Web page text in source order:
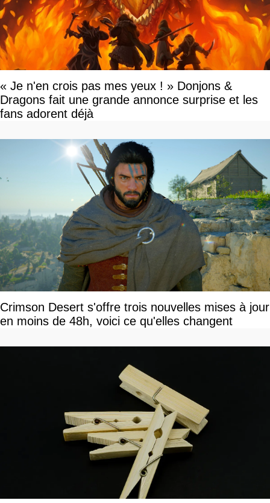
« Je n'en crois pas mes yeux ! » Donjons &
Dragons fait une grande annonce surprise et les
fans adorent déjà
Crimson Desert s'offre trois nouvelles mises à jour
en moins de 48h, voici ce qu'elles changent